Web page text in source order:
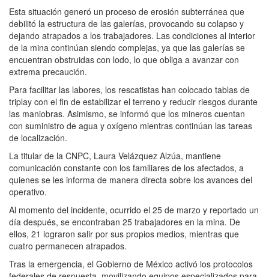
Esta situación generó un proceso de erosión subterránea que
debilitó la estructura de las galerías, provocando su colapso y
dejando atrapados a los trabajadores. Las condiciones al interior
de la mina continúan siendo complejas, ya que las galerías se
encuentran obstruidas con lodo, lo que obliga a avanzar con
extrema precaución.
Para facilitar las labores, los rescatistas han colocado tablas de
triplay con el fin de estabilizar el terreno y reducir riesgos durante
las maniobras. Asimismo, se informó que los mineros cuentan
con suministro de agua y oxígeno mientras continúan las tareas
de localización.
La titular de la CNPC, Laura Velázquez Alzúa, mantiene
comunicación constante con los familiares de los afectados, a
quienes se les informa de manera directa sobre los avances del
operativo.
Al momento del incidente, ocurrido el 25 de marzo y reportado un
día después, se encontraban 25 trabajadores en la mina. De
ellos, 21 lograron salir por sus propios medios, mientras que
cuatro permanecen atrapados.
Tras la emergencia, el Gobierno de México activó los protocolos